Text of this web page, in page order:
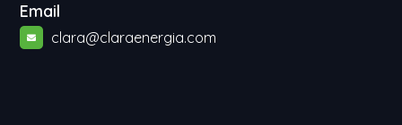
Email
clara@claraenergia.com